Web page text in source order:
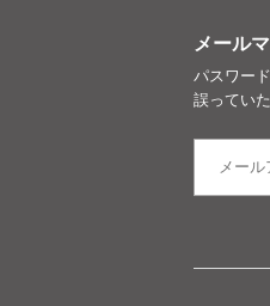
メール
パスワー
誤ってい